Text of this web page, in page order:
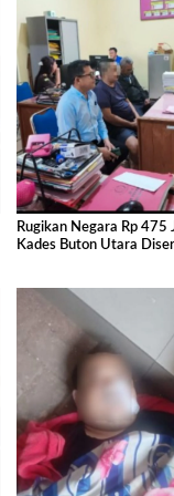
Rugikan Negara Rp 475
Kades Buton Utara